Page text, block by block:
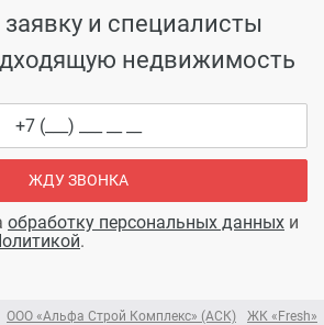
ООО «Альфа Строй Комплекс» (АСК) ЖК «Fresh»
заявку и специалисты
недвижимость
ЖДУ ЗВОНКА
обработку персональных данных и
.